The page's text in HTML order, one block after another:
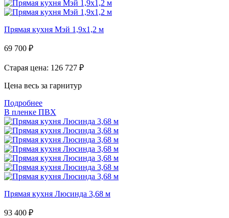
Прямая кухня Мэй 1,9x1,2 м
69 700 ₽
Старая цена: 126 727 ₽
Цена весь за гарнитур
Подробнее
В пленке ПВХ
Прямая кухня Люсинда 3,68 м
93 400 ₽